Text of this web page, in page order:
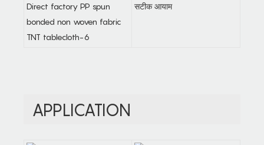
सटीक आयाम
APPLICATION